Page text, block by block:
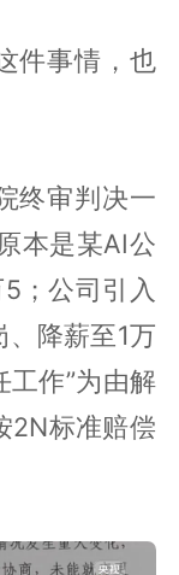
件事情，也
终审判决一
本是某AI公
；公司引入
降薪至1万
工作”为由解
2N标准赔偿